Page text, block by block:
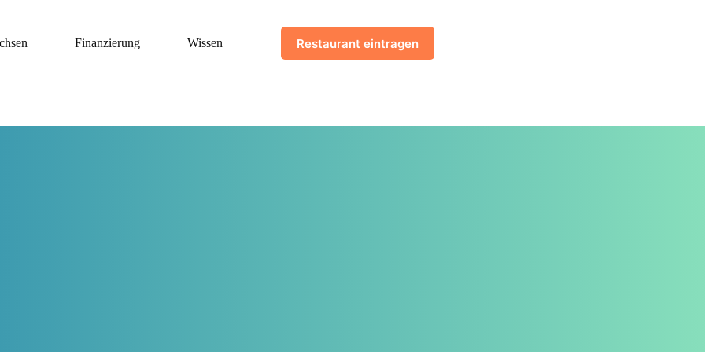
Finanzierung Wissen Restaurant eintragen